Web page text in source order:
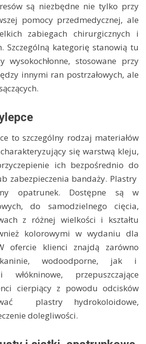
są niezbędne nie tylko przy
pomocy przedmedycznej, ale
zabiegach chirurgicznych i
Szczególną kategorię stanowią tu
wysokochłonne, stosowane przy
innymi ran postrzałowych, ale
to szczególny rodzaj materiałów
się warstwą kleju,
ich bezpośrednio do
zabezpieczenia bandaży. Plastry
opatrunek. Dostępne są w
do samodzielnego cięcia,
z różnej wielkości i kształtu
kolorowymi w wydaniu dla
ofercie klienci znajdą zarówno
wodoodporne, jak i
włókninowe, przepuszczające
cierpiący z powodu odcisków
plastry hydrokoloidowe,
dolegliwości.